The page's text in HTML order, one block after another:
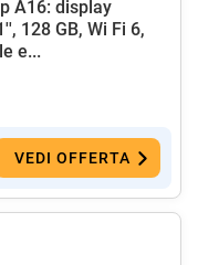
A16: display
128 GB, Wi Fi 6,
e...
VEDI OFFERTA